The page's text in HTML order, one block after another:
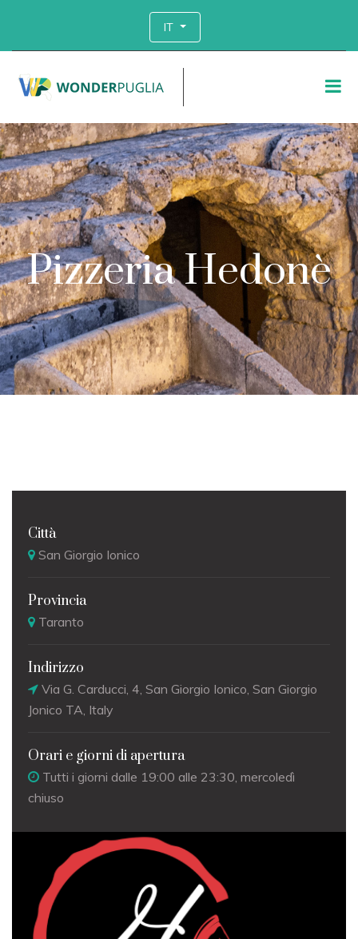
IT
Pizzeria Hedonè
Città
San Giorgio Ionico
Provincia
Taranto
Indirizzo
Via G. Carducci, 4, San Giorgio Ionico, San Giorgio
Jonico TA, Italy
Orari e giorni di apertura
Tutti i giorni dalle 19:00 alle 23:30, mercoledì
chiuso